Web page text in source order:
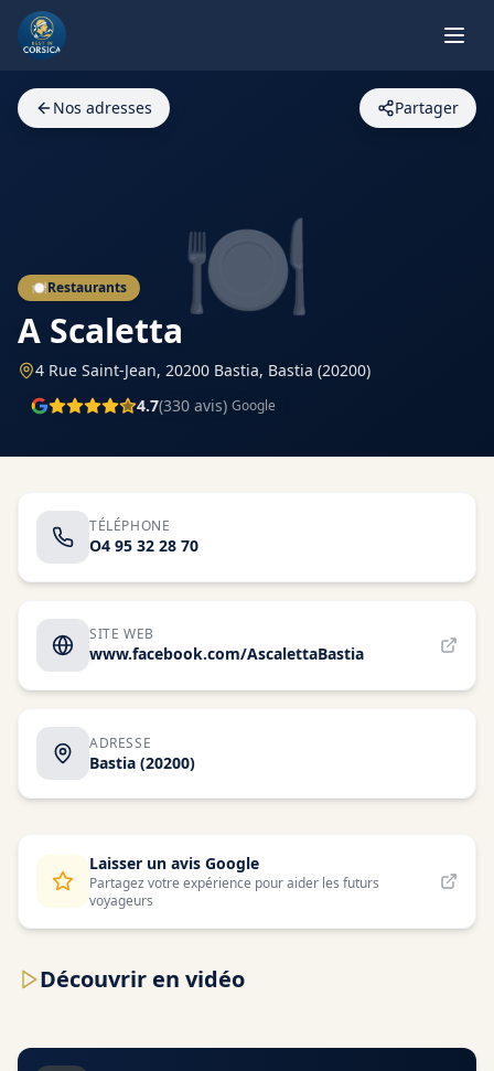
🍽️
Nos adresses Partager
🍽️Restaurants
A Scaletta
4 Rue Saint-Jean, 20200 Bastia, Bastia (20200)
4.7(330 avis) Google
TÉLÉPHONE
O4 95 32 28 70
SITE WEB
www.facebook.com/AscalettaBastia
ADRESSE
Bastia (20200)
Laisser un avis Google
Partagez votre expérience pour aider les futurs
voyageurs
Découvrir en vidéo